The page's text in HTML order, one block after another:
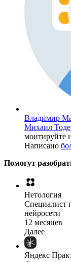
Владимир
Михаил
монтируйте
Написано
Помогут
Нетология
Специалист
нейросети
12 месяцев
Далее
Яндекс